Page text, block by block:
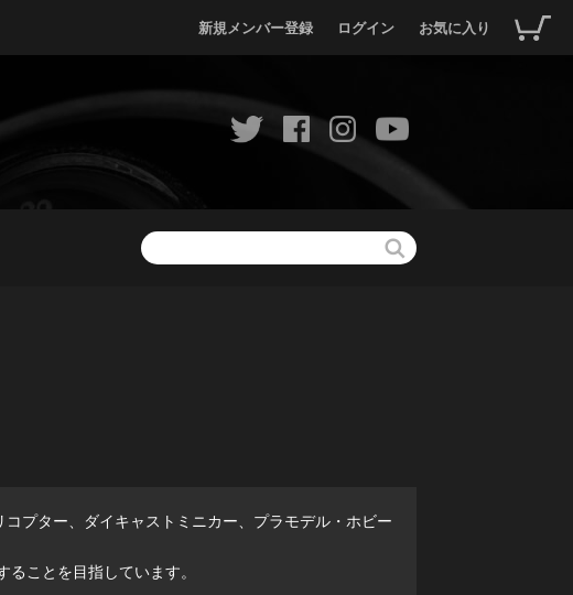
新規メンバー登録 ログイン お気に入り
プター、ダイキャストミニカー、プラモデル・ホビー
ことを目指しています。